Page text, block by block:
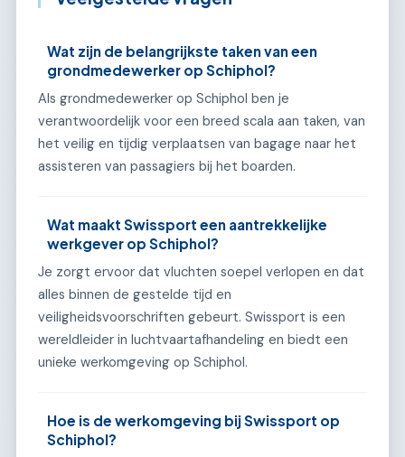
Wat zijn de belangrijkste taken van een
grondmedewerker op Schiphol?
Als grondmedewerker op Schiphol ben je
verantwoordelijk voor een breed scala aan taken, van
het veilig en tijdig verplaatsen van bagage naar het
assisteren van passagiers bij het boarden.
Wat maakt Swissport een aantrekkelijke
werkgever op Schiphol?
Je zorgt ervoor dat vluchten soepel verlopen en dat
alles binnen de gestelde tijd en
veiligheidsvoorschriften gebeurt. Swissport is een
wereldleider in luchtvaartafhandeling en biedt een
unieke werkomgeving op Schiphol.
Hoe is de werkomgeving bij Swissport op
Schiphol?